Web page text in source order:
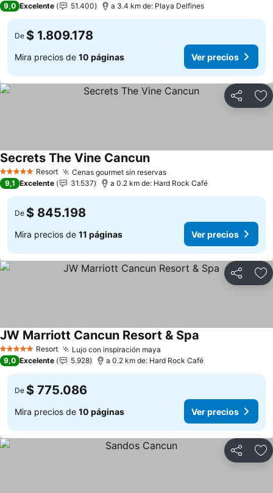
9,0 Excelente 51.400 a 3.4 km de: Playa Delfines
De $ 1.809.178
Mira precios de 10 páginas Ver precios
Compartir
5 Estrellas Resort Cenas gourmet sin reservasVer precios
Secrets The Vine CancunVer precios
9,1 Excelente 31.537 a 0.2 km de: Hard Rock Café
De $ 845.198
Mira precios de 11 páginas Ver precios
Compartir
5 Estrellas Resort Lujo con inspiración maya
JW Marriott Cancun Resort & Spa
9,0 Excelente 5.928 a 0.2 km de: Hard Rock Café
De $ 775.086
Mira precios de 10 páginas Ver precios
Compartir